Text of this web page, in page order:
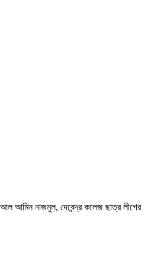
আমিন নাজমুল, দেবেন্দ্র কলেজ ছাত্র লীগের